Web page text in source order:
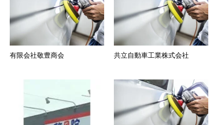
有限会社敬豊商会 共立自動車工業株式会社